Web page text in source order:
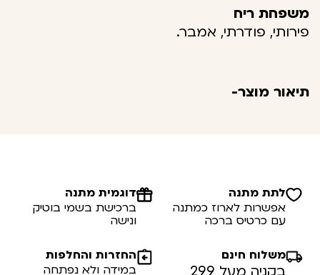
משפחת ריח
פירותי, פודרתי, אמבר.
תיאור מוצר-
לתת מתנה
אפשרות לארוז כמתנה
עם כרטיס ברכה
דוגמית מתנה
ברכישת בשמי בוטיק
ונישה
משלוח חינם
החזרות והחלפות
במידה ולא נפתחה